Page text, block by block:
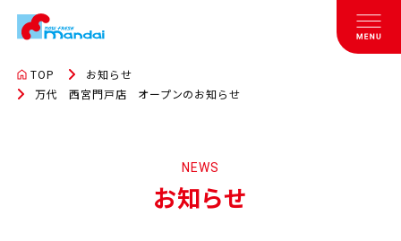
TOP
お知らせ
万代 西宮門戸店 オープンのお知らせ
NEWS
お知らせ